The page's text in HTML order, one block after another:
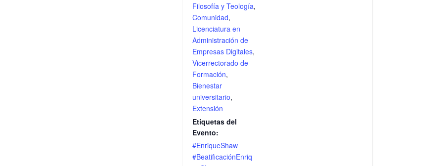
Filosofía y Teología,
Comunidad,
Licenciatura en
Administración de
Empresas Digitales,
Vicerrectorado de
Formación,
Bienestar
universitario,
Extensión
Etiquetas del
Evento:
​#EnriqueShaw
#BeatificaciónEnriq